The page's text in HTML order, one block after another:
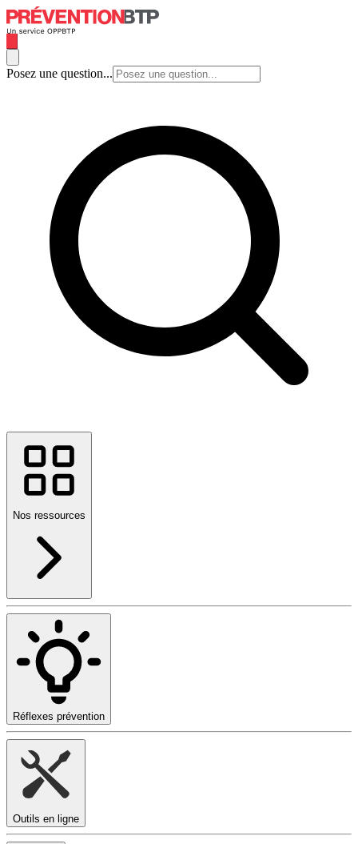
Posez une question...
Nos ressources
Réflexes prévention
Outils en ligne